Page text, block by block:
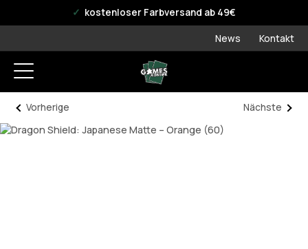
offizieller WPN Storekostenloser Farbversand ab 49€
News Kontakt
Vorherige Nächste